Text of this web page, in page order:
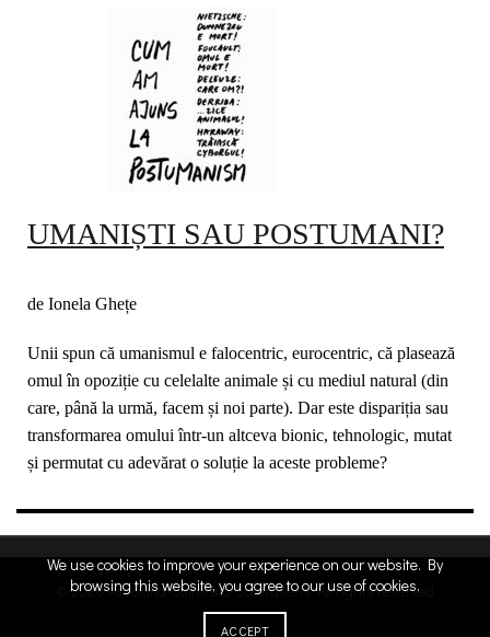
UMANIȘTI SAU POSTUMANI?
de Ionela Ghețe
Unii spun că umanismul e falocentric, eurocentric, că plasează
omul în opoziție cu celelalte animale și cu mediul natural (din
care, până la urmă, facem și noi parte). Dar este dispariția sau
transformarea omului într-un altceva bionic, tehnologic, mutat
și permutat cu adevărat o soluție la aceste probleme?
© 2026Asociatia Culturala Contrasens. All rights reserved
credit
We use cookies to improve your experience on our website. By
browsing this website, you agree to our use of cookies.
ACCEPT